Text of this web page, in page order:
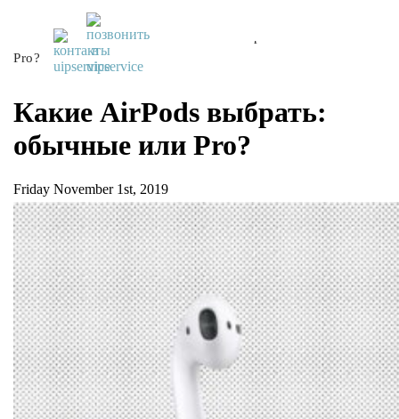
UiPservice »Блог»Какие AirPods выбрать: обычные или
Pro?
Какие AirPods выбрать:
обычные или Pro?
Friday November 1st, 2019